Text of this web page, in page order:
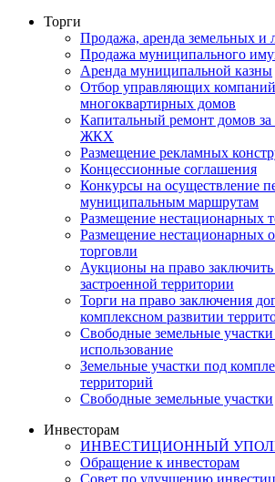
Торги
Продажа, аренда земельных и
Продажа муниципального
Аренда муниципальной казны
Отбор управляющих
многоквартирных домов
Капитальный ремонт домов за
ЖКХ
Размещение рекламных
Концессионные соглашения
Конкурсы на осуществление
муниципальным маршрутам
Размещение нестационарных
Размещение нестационарных
торговли
Аукционы на право заключить
застроенной территории
Торги на право заключения
комплексном развитии
Свободные земельные
использование
Земельные участки под
территорий
Свободные земельные участки
Инвесторам
ИНВЕСТИЦИОННЫЙ
Обращение к инвесторам